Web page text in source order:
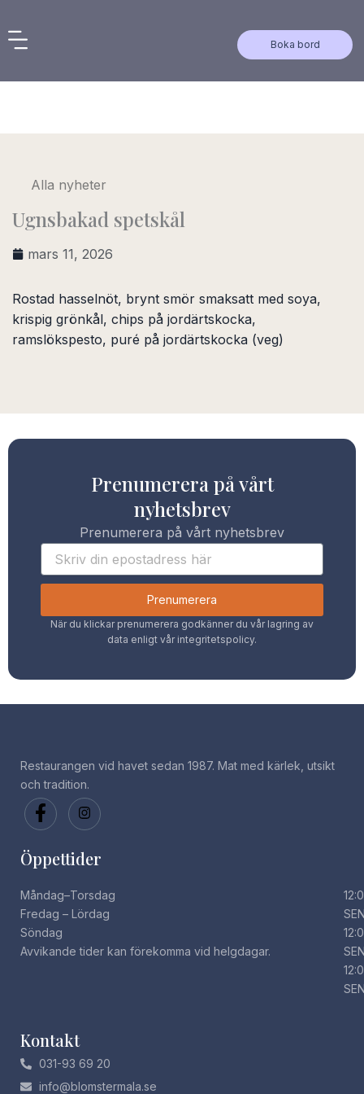
till
innehåll
Boka bord
Alla nyheter
Ugnsbakad spetskål
mars 11, 2026
Rostad hasselnöt, brynt smör smaksatt med soya,
krispig grönkål, chips på jordärtskocka,
ramslökspesto, puré på jordärtskocka (veg)
Prenumerera på vårt
nyhetsbrev
Prenumerera på vårt nyhetsbrev
Prenumerera
När du klickar prenumerera godkänner du vår lagring av
data enligt vår integritetspolicy.
Restaurangen vid havet sedan 1987. Mat med kärlek, utsikt
och tradition.
Öppettider
Måndag–Torsdag
Fredag – Lördag
Söndag
Avvikande tider kan förekomma vid helgdagar.
Kontakt
031-93 69 20
info@blomstermala.se